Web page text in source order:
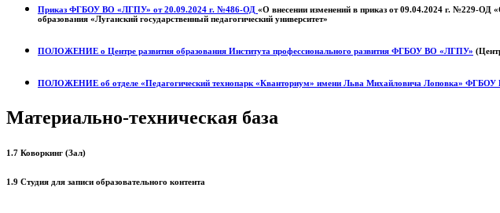
Приказ ФГБОУ ВО «ЛГПУ» от 20.09.2024 г. №486-ОД «О внесении изменений в приказ от 09.04.2024 г. №229-ОД
образования «Луганский государственный педагогический университет»
ПОЛОЖЕНИЕ о Центре развития образования Института профессионального развития ФГБОУ ВО «ЛГПУ»
ПОЛОЖЕНИЕ об отделе «Педагогический технопарк «Кванториум» имени Льва Михайловича Лоповка» ФГБОУ
Материально-техническая база
1.7 Коворкинг (Зал)
1.9 Студия для записи образовательного контента